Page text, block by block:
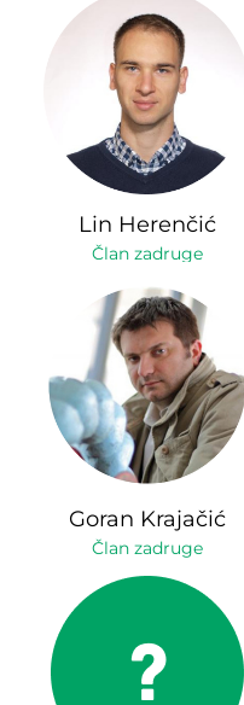
Lin Herenčić
Član zadruge
Goran Krajačić
Član zadruge